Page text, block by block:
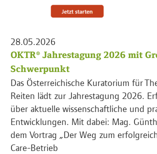
28.05.2026
OKTR® Jahrestagung 2026 mit
Schwerpunkt
Das Österreichische Kuratorium für
Reiten lädt zur Jahrestagung 2026.
über aktuelle wissenschaftliche und
Entwicklungen. Mit dabei: Mag.
dem Vortrag „Der Weg zum
Care-Betrieb